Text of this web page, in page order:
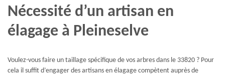
Nécessité d’un artisan en
élagage à Pleineselve
Voulez-vous faire un taillage spécifique de vos arbres dans le 33820 ? Pour
cela il suffit d’engager des artisans en élagage compètent auprès de